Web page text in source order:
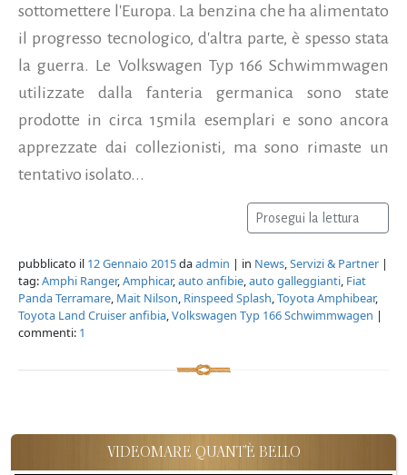
sottomettere l'Europa. La benzina che ha alimentato
il progresso tecnologico, d'altra parte, è spesso stata
la guerra. Le Volkswagen Typ 166 Schwimmwagen
utilizzate dalla fanteria germanica sono state
prodotte in circa 15mila esemplari e sono ancora
apprezzate dai collezionisti, ma sono rimaste un
tentativo isolato...
Prosegui la lettura
pubblicato il 12 Gennaio 2015daadmin | in News,Servizi & Partner |
tag:Amphi Ranger,Amphicar,auto anfibie,auto galleggianti, Fiat
Panda Terramare, Mait Nilson, Rinspeed Splash,Toyota Amphibear,
Toyota Land Cruiser anfibia,Volkswagen Typ 166 Schwimmwagen |
commenti: 1
VIDEOMARE QUANT'È BELLO